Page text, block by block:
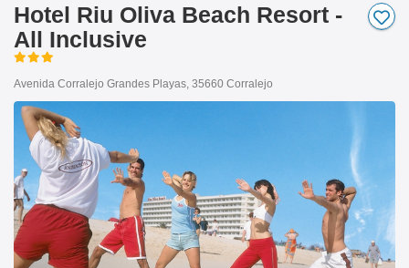
Hotel Riu Oliva Beach Resort -
All Inclusive
Avenida Corralejo Grandes Playas, 35660 Corralejo